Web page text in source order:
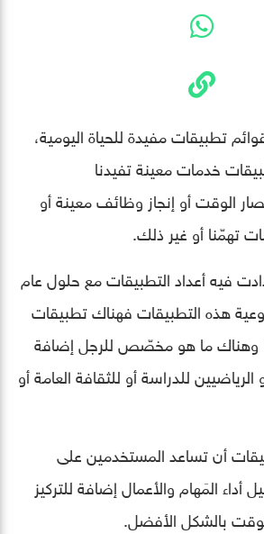
تطبيقات مفيدة للحياة اليومية،
خدمات معينة تفيدنا
الوقت أو إنجاز وظائف معينة أو
تهمّنا أو غير ذلك.
فيه أعداد التطبيقات مع حلول عام
نوعية هذه التطبيقات فهناك تطبيقات
وهناك ما هو مخصّص للرجل إضافة
للدراسة أو للثقافة العامة أو
أن تساعد المستخدمين على
المَهام والأعمال إضافة للتركيز
بالشكل الأفضل.